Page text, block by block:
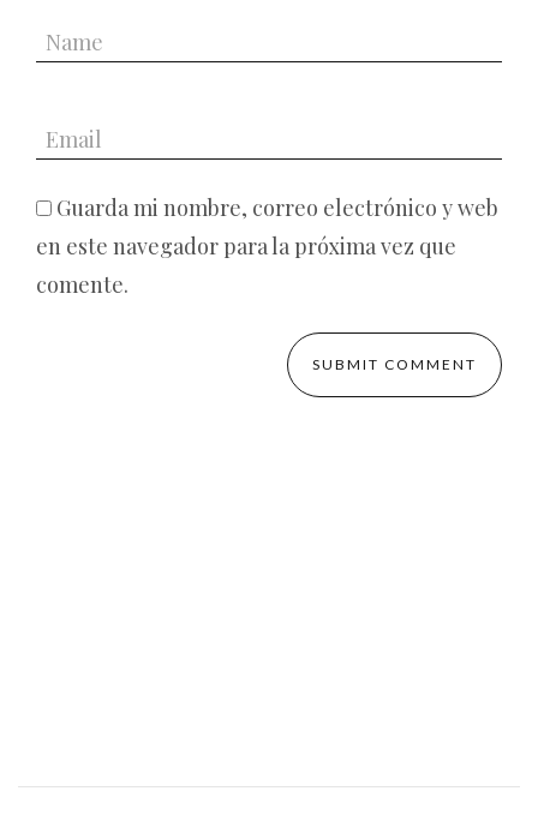
Guarda mi nombre, correo electrónico y web
en este navegador para la próxima vez que
comente.